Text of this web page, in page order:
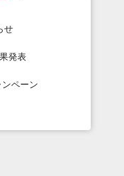
せ
発表
ペーン